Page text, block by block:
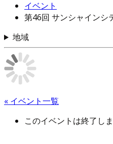
イベント
第46回 サンシャインシ
地域
« イベント一覧
このイベントは終了しま